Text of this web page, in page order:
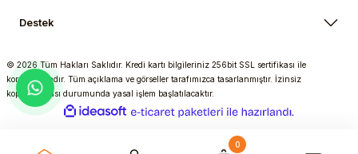
Destek
© 2026 Tüm Hakları Saklıdır. Kredi kartı bilgileriniz 256bit SSL sertifikası ile
korunmaktadır. Tüm açıklama ve görseller tarafımızca tasarlanmıştır. İzinsiz
kopyalanması durumunda yasal işlem başlatılacaktır.
0
ideasoft
e-
paketleri